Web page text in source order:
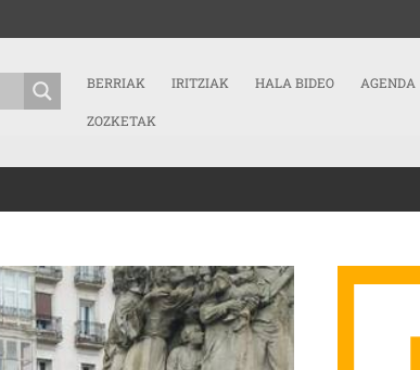
BERRIAK IRITZIAK HALA BIDEO AGENDA
ZOZKETAK